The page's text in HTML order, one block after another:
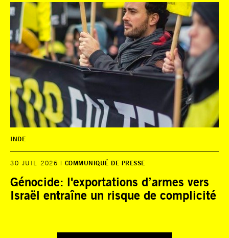
INDE
30 JUIL 2026 COMMUNIQUÉ DE PRESSE
Génocide: l'exportations d’armes vers
Israël entraîne un risque de complicité